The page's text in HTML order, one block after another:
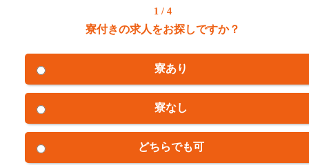
1 / 4
寮付きの求人をお探しですか？
寮あり
寮なし
どちらでも可